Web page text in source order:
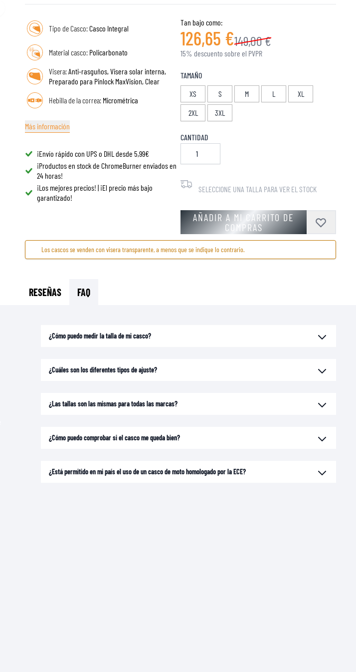
GAFAS
REVESTIMIENTO
BOLSAS
GORRAS
GAFAS
MANGAS LARGAS
PANTALONES & SHORTS
CAMISAS
FALDAS & VESTIDOS
Tan bajo como:
126,65 €149,00 €
15% descuento sobre el PVPR
TAMAÑO
XS
S M L
XL
2XL
3XL
CANTIDAD
SELECCIONE UNA TALLA PARA VER EL STOCK
AÑADIR A MI CARRITO DE
COMPRAS
Tipo de Casco:Casco Integral
Material casco: Policarbonato
Visera:Anti-rasguños, Visera solar interna,
Preparado para Pinlock MaxVision, Clear
Hebilla de la correa: Micrométrica
Más información
¡Envío rápido con UPS o DHL desde 5,99€
¡Productos en stock de ChromeBurner enviados en
24 horas!
¡Los mejores precios! | ¡El precio más bajo
garantizado!
Los cascos se venden con visera transparente, a menos que se indique lo contrario.
RESEÑAS FAQ
¿Cómo puedo medir la talla de mi casco?
¿Cuáles son los diferentes tipos de ajuste?
¿Las tallas son las mismas para todas las marcas?
¿Cómo puedo comprobar si el casco me queda bien?
¿Está permitido en mi país el uso de un casco de moto homologado por la ECE?